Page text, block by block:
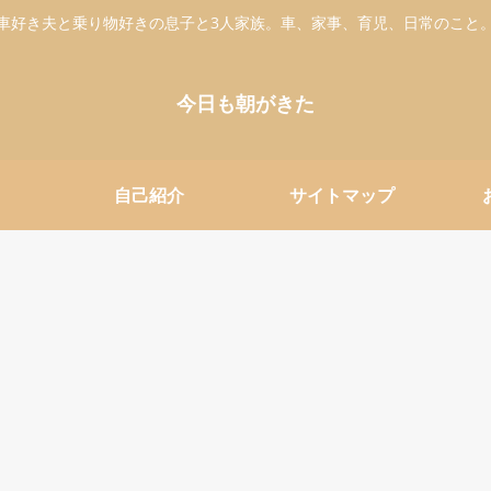
好き夫と乗り物好きの息子と3人家族。車、家事、育児、日常のこと。
今日も朝がきた
自己紹介 サイトマップ